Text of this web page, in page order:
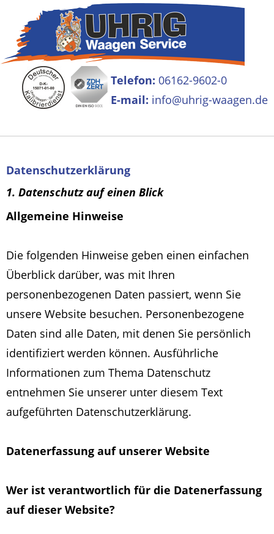
Telefon: 06162-9602-0
E-mail: info@uhrig-waagen.de
Datenschutzerklärung
1. Datenschutz auf einen Blick
Allgemeine Hinweise
Die folgenden Hinweise geben einen einfachen
Überblick darüber, was mit Ihren
personenbezogenen Daten passiert, wenn Sie
unsere Website besuchen. Personenbezogene
Daten sind alle Daten, mit denen Sie persönlich
identifiziert werden können. Ausführliche
Informationen zum Thema Datenschutz
entnehmen Sie unserer unter diesem Text
aufgeführten Datenschutzerklärung.
Datenerfassung auf unserer Website
Wer ist verantwortlich für die Datenerfassung
auf dieser Website?